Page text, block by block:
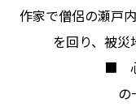
作家で僧侶の瀬戸
を回り、被
■
の